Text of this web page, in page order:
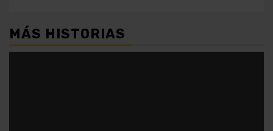
MÁS HISTORIAS